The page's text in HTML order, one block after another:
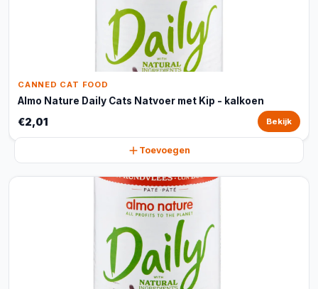
CANNED CAT FOOD
Almo Nature Daily Cats Natvoer met Kip - kalkoen
€2,01 Bekijk
Toevoegen